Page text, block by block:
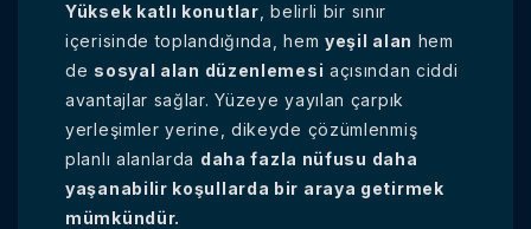
Yüksek katlı konutlar, belirli bir sınır
içerisinde toplandığında, hem yeşil alan hem
de sosyal alan düzenlemesi açısından ciddi
avantajlar sağlar. Yüzeye yayılan çarpık
yerleşimler yerine, dikeyde çözümlenmiş
planlı alanlarda daha fazla nüfusu daha
yaşanabilir koşullarda bir araya getirmek
mümkündür.